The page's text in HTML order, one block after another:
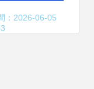
表的世界工廠
：2026-06-05